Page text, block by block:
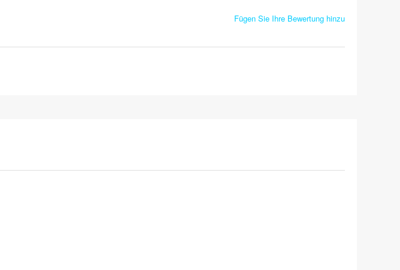
Fügen Sie Ihre Bewertung hinzu